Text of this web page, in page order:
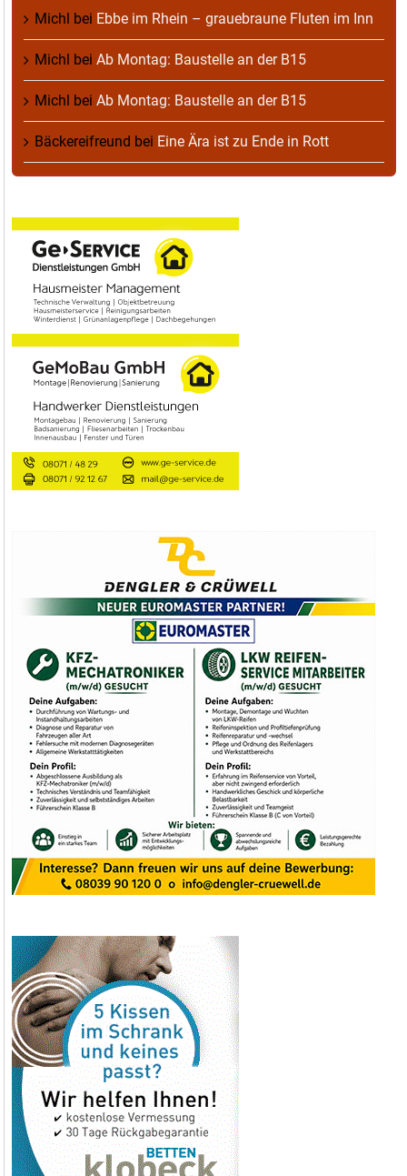
Michl bei Ebbe im Rhein – grauebraune Fluten im Inn
Michl bei Ab Montag: Baustelle an der B15
Michl bei Ab Montag: Baustelle an der B15
Bäckereifreund bei Eine Ära ist zu Ende in Rott